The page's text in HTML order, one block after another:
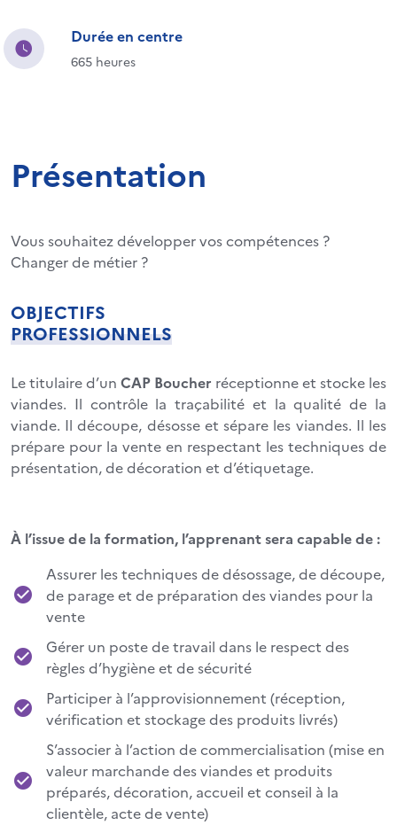
Durée en centre
665 heures
Présentation
Vous souhaitez développer vos compétences ?
Changer de métier ?
OBJECTIFS
PROFESSIONNELS
Le titulaire d’un CAP Boucher réceptionne et stocke les
viandes. Il contrôle la traçabilité et la qualité de la
viande. Il découpe, désosse et sépare les viandes. Il les
prépare pour la vente en respectant les techniques de
présentation, de décoration et d’étiquetage.
À l’issue de la formation, l’apprenant sera capable de :
Assurer les techniques de désossage, de découpe,
de parage et de préparation des viandes pour la
vente
Gérer un poste de travail dans le respect des
règles d’hygiène et de sécurité
Participer à l’approvisionnement (réception,
vérification et stockage des produits livrés)
S’associer à l’action de commercialisation (mise en
valeur marchande des viandes et produits
préparés, décoration, accueil et conseil à la
clientèle, acte de vente)